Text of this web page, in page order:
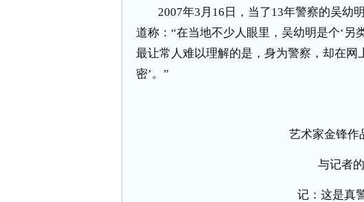
2007年3 月 16 日，当了13年警察的吴幼
道称：“在当地不少人眼里，吴幼明是个‘另
最让常人难以理解的是，身为警察，却在网
密’。”
艺术家金锋作
与记者
记：这是真